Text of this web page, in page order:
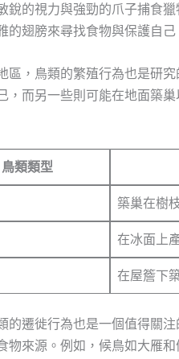
銳的視力與強勁的爪子捕食
的翅膀來尋找食物與保護自己
區，鳥類的繁殖行為也是研
，而另一些則可能在地面築
鳥類類型
築巢在樹
在冰面上
在屋簷下
的遷徙行為也是一個值得關
物來源。例如，候鳥如大雁